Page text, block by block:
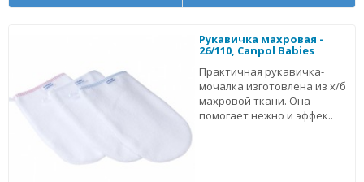
Рукавичка махровая -
26/110, Canpol Babies
Практичная рукавичка-
мочалка изготовлена из х/б
махровой ткани. Она
помогает нежно и эффек..